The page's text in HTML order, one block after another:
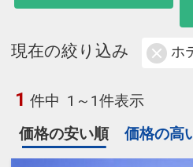
現在の絞り込み ホ
1 件中 1～1件表示
価格の安い順
価格の高